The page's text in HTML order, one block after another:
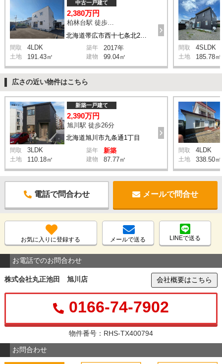
中古一戸建て
2,380万円
柏林台駅 徒歩13分
間取 4LDK 築年 2017年
土地 191.43㎡ 建物 99.04㎡
間取 4SLDK
土地 185.78㎡
広さの近い物件はこちら
北海道旭川市九条通1丁目
新築一戸建て
2,390万円
旭川駅 徒歩26分
間取 3LDK 築年 新築
土地 110.18㎡ 建物 87.77㎡
間取 4LDK
土地 338.50㎡
電話で問合わせ メールで問合せ
お気に入りに登録する メールで送る LINEで送る
お電話でのお問合わせ
株式会社丸正池田 旭川店 会社概要はこちら
0166-74-7902
物件番号：RHS-TX400794
お問合わせ